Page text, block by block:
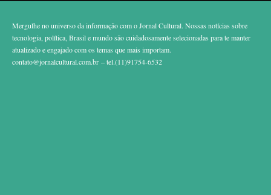
Mergulhe no universo da informação com o Jornal Cultural. Nossas notícias sobre
tecnologia, política, Brasil e mundo são cuidadosamente selecionadas para te manter
atualizado e engajado com os temas que mais importam.
contato@jornalcultural.com.br – tel.(11)91754-6532